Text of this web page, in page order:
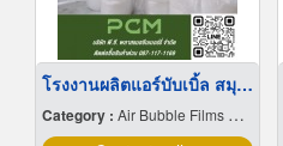
โรงงานผลิตแอร์บับเบิ้ล สมุทรปราการ
Category : Air Bubble Films & Bags